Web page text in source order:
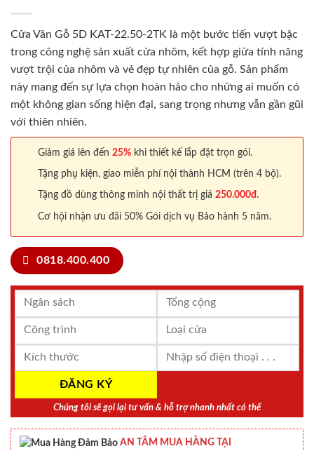
Cửa Vân Gỗ 5D KAT-22.50-2TK là một bước tiến vượt bậc
trong công nghệ sản xuất cửa nhôm, kết hợp giữa tính năng
vượt trội của nhôm và vẻ đẹp tự nhiên của gỗ. Sản phẩm
này mang đến sự lựa chọn hoàn hảo cho những ai muốn có
một không gian sống hiện đại, sang trọng nhưng vẫn gần gũi
với thiên nhiên.
Giảm giá lên đến 25% khi thiết kế lắp đặt trọn gói.
Tặng phụ kiện, giao miễn phí nội thành HCM (trên 4 bộ).
Tặng đồ dùng thông minh nội thất trị giá 250.000đ.
Cơ hội nhận ưu đãi 50% Gói dịch vụ Bảo hành 5 năm.
0818.400.400
Chúng tôi sẽ gọi lại tư vấn & hỗ trợ nhanh nhất có thể
AN TÂM MUA HÀNG TẠI